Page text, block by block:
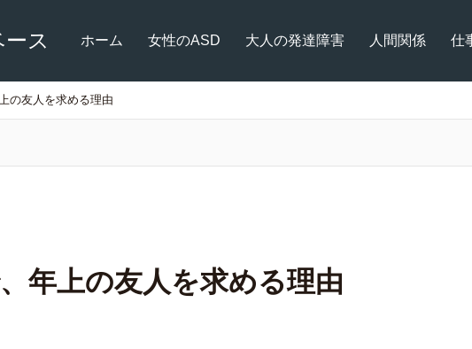
ス ホーム 女性のASD 大人の発達障害 人間関係 仕
の友人を求める理由
年上の友人を求める理由